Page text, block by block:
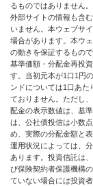
るものではありません
外部サイトの情報も含
いません。本ウェブサ
場合があります。本ウ
の動きを保証するもので
基準価額・分配金再投
す。当初元本が1口1円
ンドについては1口あた
ておりません。ただし
配金の表示数値は、基
は、公社債投信は小数
め、実際の分配金額と
運用状況によっては、
あります。投資信託は
び保険契約者保護機構
ていない場合には投資